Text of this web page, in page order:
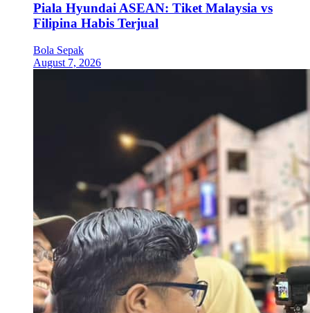
Piala Hyundai ASEAN: Tiket Malaysia vs
Filipina Habis Terjual
Bola Sepak
August 7, 2026